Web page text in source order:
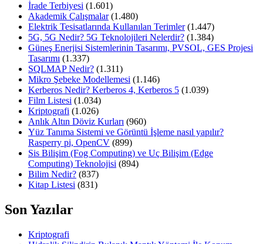
İrade Terbiyesi (1.601)
Akademik Çalışmalar (1.480)
Elektrik Tesisatlarında Kullanılan Terimler (1.447)
5G, 5G Nedir? 5G Teknolojileri Nelerdir? (1.384)
Güneş Enerjisi Sistemlerinin Tasarımı, PVSOL, GES Projesi
Tasarımı (1.337)
SQLMAP Nedir? (1.311)
Mikro Şebeke Modellemesi (1.146)
Kerberos Nedir? Kerberos 4, Kerberos 5 (1.039)
Film Listesi (1.034)
Kriptografi (1.026)
Anlık Altın Döviz Kurları (960)
Yüz Tanıma Sistemi ve Görüntü İşleme nasıl yapılır?
Rasperry pi, OpenCV (899)
Sis Bilişim (Fog Computing) ve Uç Bilişim (Edge
Computing) Teknolojisi (894)
Bilim Nedir? (837)
Kitap Listesi (831)
Son Yazılar
Kriptografi